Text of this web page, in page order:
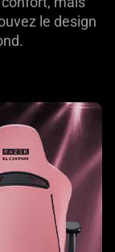
le design